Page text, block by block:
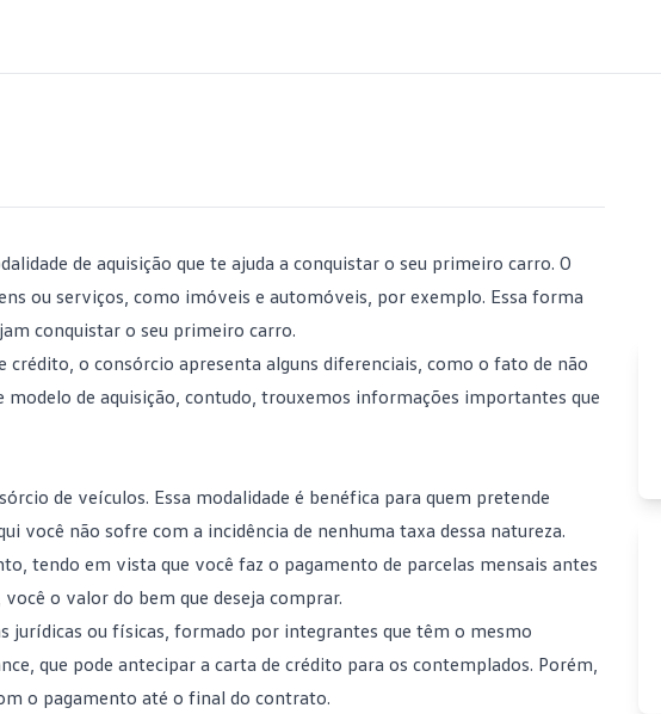
de aquisição que te ajuda a conquistar o seu primeiro carro. O
ou serviços, como imóveis e automóveis, por exemplo. Essa forma
conquistar o seu primeiro carro.
o consórcio apresenta alguns diferenciais, como o fato de não
de aquisição, contudo, trouxemos informações importantes que
de veículos. Essa modalidade é benéfica para quem pretende
você não sofre com a incidência de nenhuma taxa dessa natureza.
tendo em vista que você faz o pagamento de parcelas mensais antes
o valor do bem que deseja comprar.
jurídicas ou físicas, formado por integrantes que têm o mesmo
que pode antecipar a carta de crédito para os contemplados. Porém,
o pagamento até o final do contrato.